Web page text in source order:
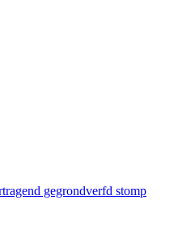
gegrondverfd stomp